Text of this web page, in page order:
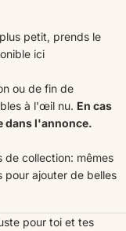
petit, prends le
ici
ou de fin de
à l'œil nu. En cas
dans l'annonce.
de collection: mêmes
pour ajouter de belles
pour toi et tes